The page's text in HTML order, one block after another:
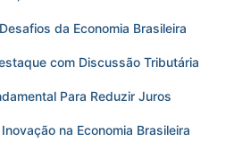
da Economia Brasileira
com Discussão Tributária
Para Reduzir Juros
na Economia Brasileira